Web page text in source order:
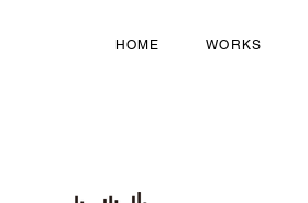
HOME WORKS